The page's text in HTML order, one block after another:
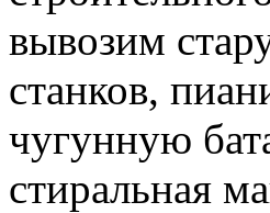
вывозим
станков,
чугунную
стиральная